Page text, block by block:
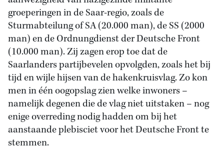
groeperingen in de Saar-regio, zoals de
Sturmabteilung of SA (20.000 man), de SS (2000
man) en de Ordnungdienst der Deutsche Front
(10.000 man). Zij zagen erop toe dat de
Saarlanders partijbevelen opvolgden, zoals het bij
tijd en wijle hijsen van de hakenkruisvlag. Zo kon
men in één oogopslag zien welke inwoners –
namelijk degenen die de vlag niet uitstaken – nog
enige overreding nodig hadden om bij het
aanstaande plebisciet voor het Deutsche Front te
stemmen.